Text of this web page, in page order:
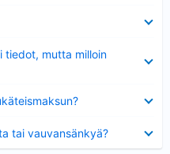
tiedot, mutta milloin
tai vauvansänkyä?